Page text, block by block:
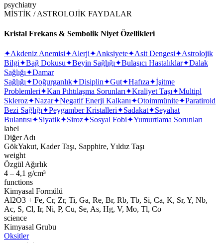
psychiatry
MİSTİK / ASTROLOJİK FAYDALAR
Kristal Frekans & Sembolik Niyet Özellikleri
✦Akdeniz Anemisi✦Alerji✦Anksiyete✦Asit Dengesi✦Astrolojik
Bilgi✦Bağ Dokusu✦Beyin Sağlığı✦Bulaşıcı Hastalıklar✦Dalak
Sağlığı✦Damar
Sağlığı✦Doğurganlık✦Disiplin✦Gut✦Hafıza✦İşitme
Problemleri✦Kan Pıhtılaşma Sorunları✦Kraliyet Taşı✦Multipl
Skleroz✦Nazar✦Negatif Enerji Kalkanı✦Otoimmünite✦Paratiroid
Bezi Sağlığı✦Peygamber Kristalleri✦Sadakat✦Seyahat
Bulantısı✦Siyatik✦Siroz✦Sosyal Fobi✦Yumurtlama Sorunları
label
Diğer Adı
GökYakut, Kader Taşı, Sapphire, Yıldız Taşı
weight
Özgül Ağırlık
4 – 4,1 g/cm³
functions
Kimyasal Formülü
Al2O3 + Fe, Cr, Zr, Ti, Ga, Re, Br, Rb, Tb, Si, Ca, K, Sr, Y, Nb,
Ac, S, Cl, Ir, Ni, P, Cu, Se, As, Hg, V, Mo, Tl, Co
science
Kimyasal Grubu
Oksitler